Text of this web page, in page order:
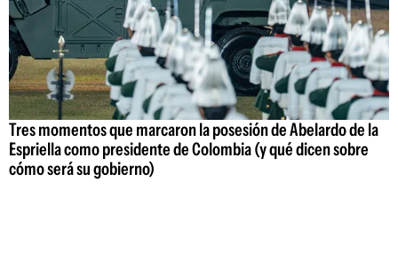
Tres momentos que marcaron la posesión de Abelardo de la
Espriella como presidente de Colombia (y qué dicen sobre
cómo será su gobierno)